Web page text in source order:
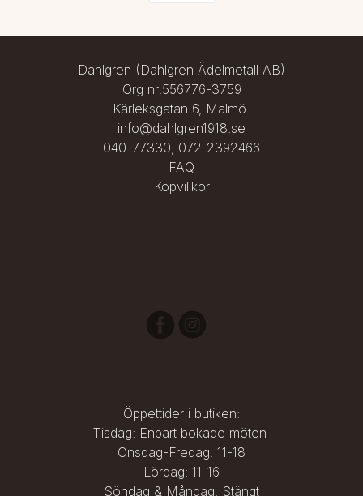
Alltid fri frakt. Spårbar leverans på beställningar över 1000 kr.
Dahlgren (Dahlgren Ädelmetall AB)
Org nr:556776-3759
Kärleksgatan 6, Malmö
info@dahlgren1918.se
040-77330 072-2392466
FAQ
Köpvillkor
Öppettider i butiken:
Tisdag: Enbart bokade möten
Onsdag-Fredag: 11-18
Lördag: 11-16
Söndag & Måndag: Stängt